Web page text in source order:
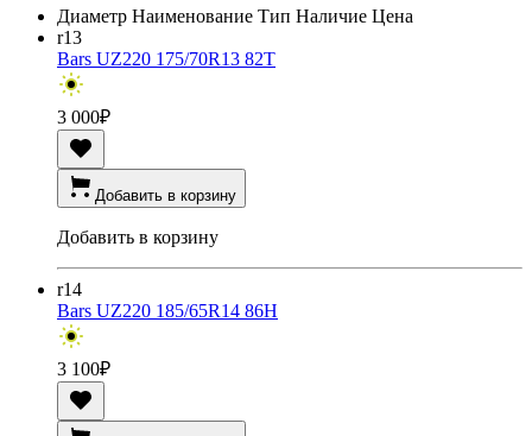
Диаметр Наименование Тип Наличие Цена
r13
Bars UZ220 175/70R13 82T
3 000₽
Добавить в корзину
Добавить в корзину
r14
Bars UZ220 185/65R14 86H
3 100₽